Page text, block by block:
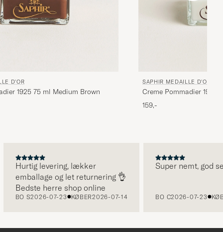
D'OR
1925 75 ml Medium Brown
SAPHIR MEDAILLE D'OR
Creme Pommadier 1925
159,-
Hurtig levering, lækker
emballage og let returnering 👌
Bedste herre shop online
BO S2026-07-23 KØBER2026-07-14
Super nemt, god
BO C2026-07-23 KØBER